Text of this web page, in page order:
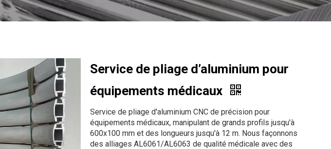
Service de pliage d’aluminium pour
équipements médicaux
Service de pliage d'aluminium CNC de précision pour
équipements médicaux, manipulant de grands profils jusqu'à
600x100 mm et des longueurs jusqu'à 12 m. Nous façonnons
des alliages AL6061/AL6063 de qualité médicale avec des